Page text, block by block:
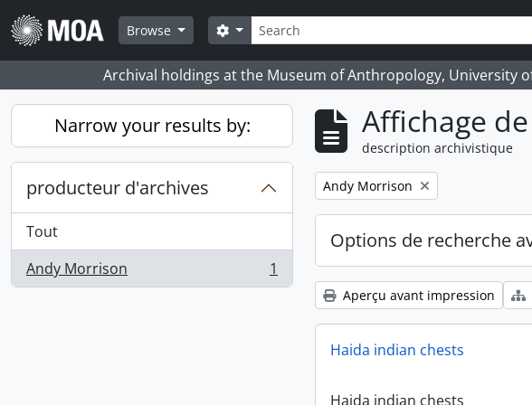
Skip to main content
Browse
Rechercher
Search options
Archival holdings at the Museum of Anthropology, University
Narrow your results by:
producteur d'archives
Tout
Andy Morrison
, 1 résultats 1
Affichage
description archivistique
Remove filter:
Andy Morrison
Options de recherche
Aperçu avant impression
Haida indian chests
Haida indian chests